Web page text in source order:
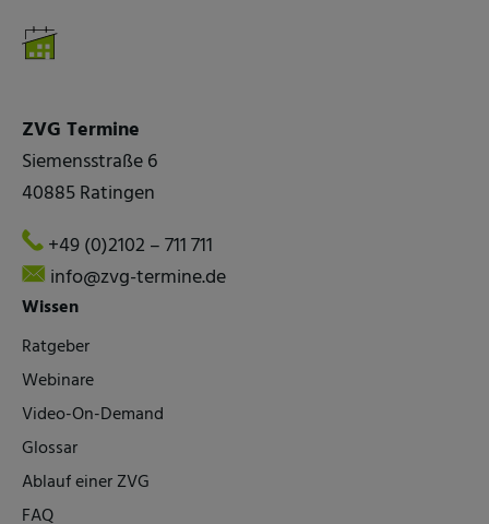
ZVG Termine
Siemensstraße 6
40885 Ratingen
+49 (0)2102 – 711 711
info@zvg-termine.de
Wissen
Ratgeber
Webinare
Video-On-Demand
Glossar
Ablauf einer ZVG
FAQ